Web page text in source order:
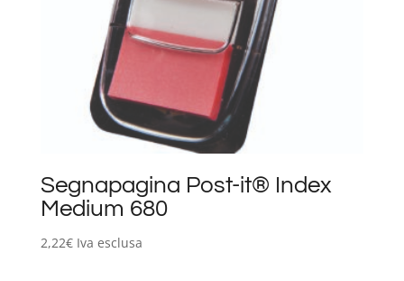
Segnapagina Post-it® Index
Medium 680
2,22€ Iva esclusa